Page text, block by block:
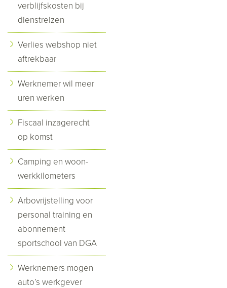
verblijfskosten bij
dienstreizen
Verlies webshop niet
aftrekbaar
Werknemer wil meer
uren werken
Fiscaal inzagerecht
op komst
Camping en woon-
werkkilometers
Arbovrijstelling voor
personal training en
abonnement
sportschool van DGA
Werknemers mogen
auto’s werkgever